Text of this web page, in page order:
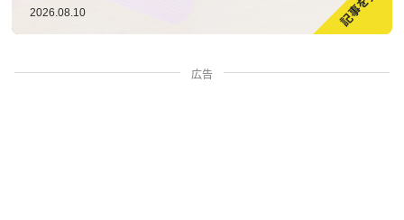
2026.08.10
広告